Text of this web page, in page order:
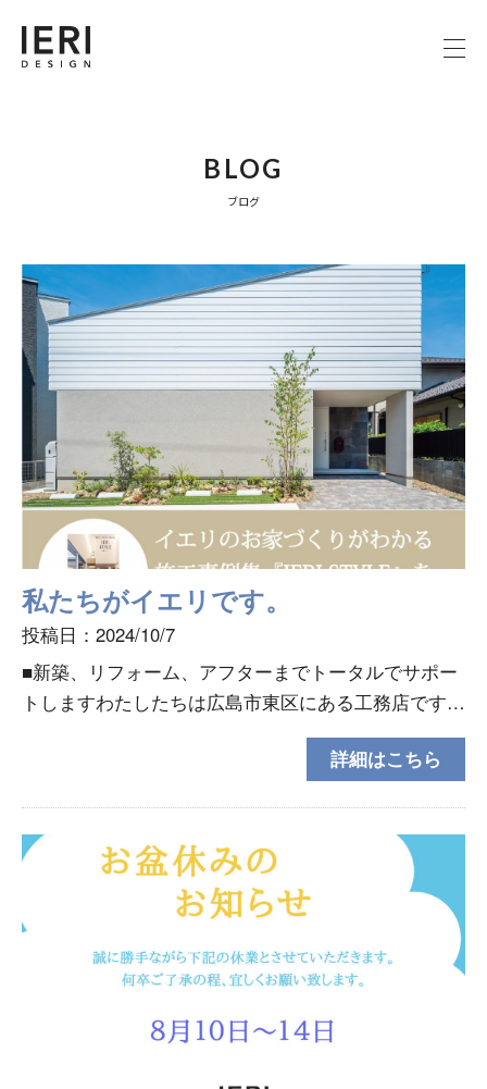
BLOG
ブログ
私たちがイエリです。
投稿日：2024/10/7
■新築、リフォーム、アフターまでトータルでサポー
トしますわたしたちは広島市東区にある工務店です。
主に注文住宅、リフォームをメインとしております。
■圧倒的な標準仕様イエリの標準仕様は、『お客様に
詳細はこちら